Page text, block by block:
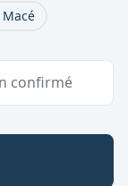
Macé
confirmé